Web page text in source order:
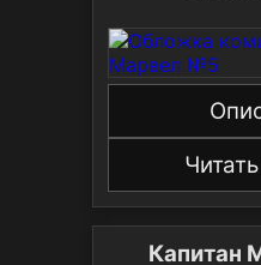
Капитан